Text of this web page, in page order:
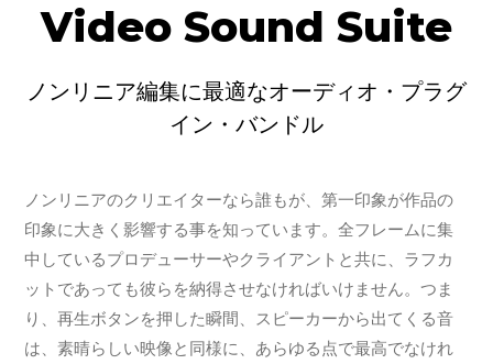
Video Sound Suite
ノンリニア編集に最適なオーディオ・プラグ
イン・バンドル
ノンリニアのクリエイターなら誰もが、第一印象が作品の
印象に大きく影響する事を知っています。全フレームに集
中しているプロデューサーやクライアントと共に、ラフカ
ットであっても彼らを納得させなければいけません。つま
り、再生ボタンを押した瞬間、スピーカーから出てくる音
は、素晴らしい映像と同様に、あらゆる点で最高でなけれ